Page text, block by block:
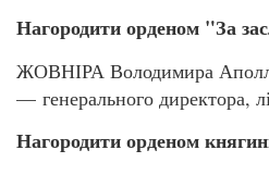
Нагородити орденом "За
ЖОВНІРА Володимира
— генерального директора,
Нагородити орденом